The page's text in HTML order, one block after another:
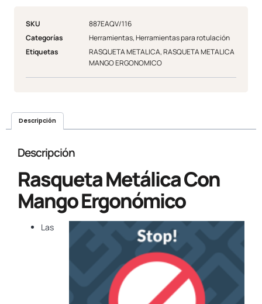
SKU
887EAQV/116
Categorías
Herramientas,Herramientas para rotulación
Etiquetas
RASQUETA METALICA,RASQUETA METALICA
MANGO ERGONOMICO
Descripción
Descripción
Rasqueta Metálica Con
Mango Ergonómico
Las